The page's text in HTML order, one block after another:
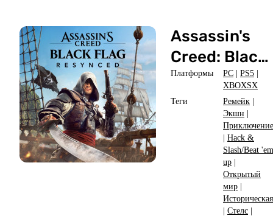
Assassin's
Creed: Black
Flag
Resynced
Платформы PC | PS5 |
XBOXSX
Теги
Ремейк |
Экшн |
Приключение
| Hack &
Slash/Beat 'em
up |
Открытый
мир |
Историческая
| Стелс |